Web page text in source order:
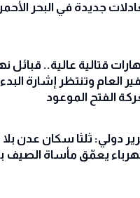
جديدة في البحر الأحمر
قتالية عالية.. قبائل
العام وتنتظر إشارة
الفتح الموعود
دولي: ثلثا سكان عدن بلا
يعمّق مأساة الصيف